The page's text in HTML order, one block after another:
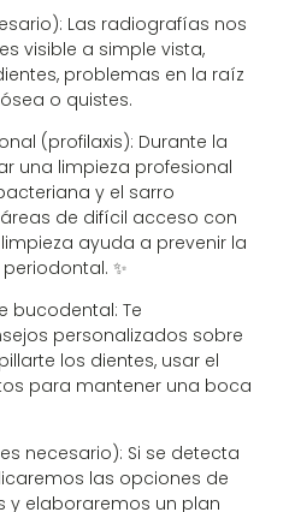
Las radiografías nos
visible a simple vista,
problemas en la raíz
o quistes.
(profilaxis): Durante la
una limpieza profesional
y el sarro
de difícil acceso con
ayuda a prevenir la
✨
bucodental: Te
personalizados sobre
los dientes, usar el
para mantener una boca
necesario): Si se detecta
las opciones de
y elaboraremos un plan